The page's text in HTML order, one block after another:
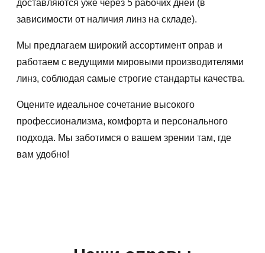
доставляются уже через 5 рабочих дней (в
зависимости от наличия линз на складе).
Мы предлагаем широкий ассортимент оправ и
работаем с ведущими мировыми производителями
линз, соблюдая самые строгие стандарты качества.
Оцените идеальное сочетание высокого
профессионализма, комфорта и персонального
подхода. Мы заботимся о вашем зрении там, где
вам удобно!